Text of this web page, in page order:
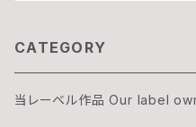
CATEGORY
当レーベル作品 Our label